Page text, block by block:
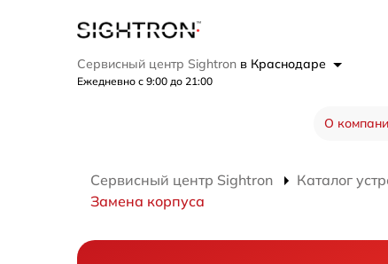
Сервисный центр Sightron в Краснодаре
Ежедневно с 9:00 до 21:00
О
Сервисный центр Sightron Каталог
Замена корпуса